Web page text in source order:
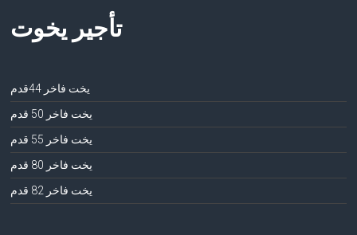
تأجير يخوت
يخت فاخر 44قدم
يخت فاخر 50 قدم
يخت فاخر 55 قدم
يخت فاخر 80 قدم
يخت فاخر 82 قدم